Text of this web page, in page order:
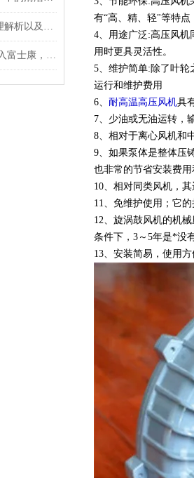
污水曝气高压鼓风机原理解析以及常用功率
防爆高压风机/鼓风机进入富士康，以签长期合做合同
有“高、精、轻"等特
4、用途广泛:高压风机
用时更具灵活性。
5、维护简单:除了叶
运行和维护费用
6、 耐高温高压风机具
7、少油或无油运转，
8、相对于离心风机和
9、如果泵体是整体压
也非常的节省安装费
10、相对同类风机，
11、免维护使用；它
12、旋涡鼓风机的机
条件下，3～5年是*没
13、安装简易，使用